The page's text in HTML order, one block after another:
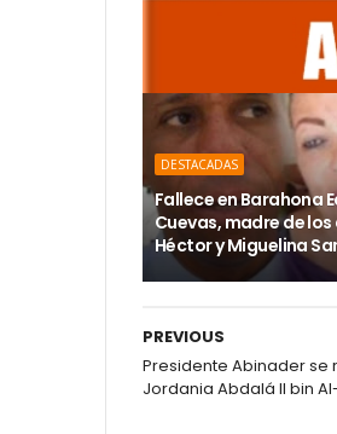
DESTACADAS
Fallece en Barahona
Cuevas, madre de
Héctor y Miguelina
PREVIOUS
Presidente Abinader se
Jordania Abdalá II bin